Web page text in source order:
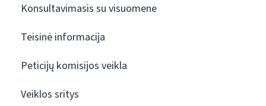
Konsultavimasis su visuomene
Teisinė informacija
Peticijų komisijos veikla
Veiklos sritys